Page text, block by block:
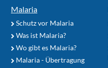
Malaria
Schutz vor Malaria
Was ist Malaria?
Wo gibt es Malaria?
Malaria - Übertragung